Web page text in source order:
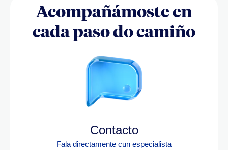
Acompañámoste en
cada paso do camiño
Contacto
Fala directamente cun especialista